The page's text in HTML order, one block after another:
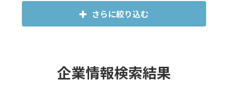
さらに絞り込む
企業情報検索結果